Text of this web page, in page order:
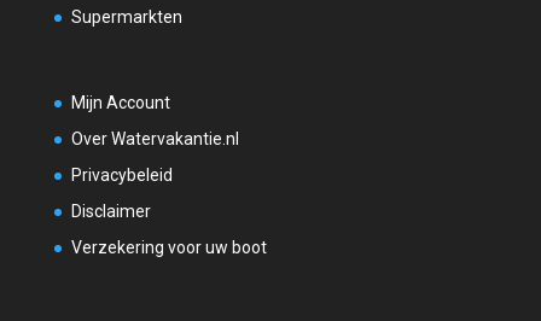
Supermarkten
Mijn Account
Over Watervakantie.nl
Privacybeleid
Disclaimer
Verzekering voor uw boot